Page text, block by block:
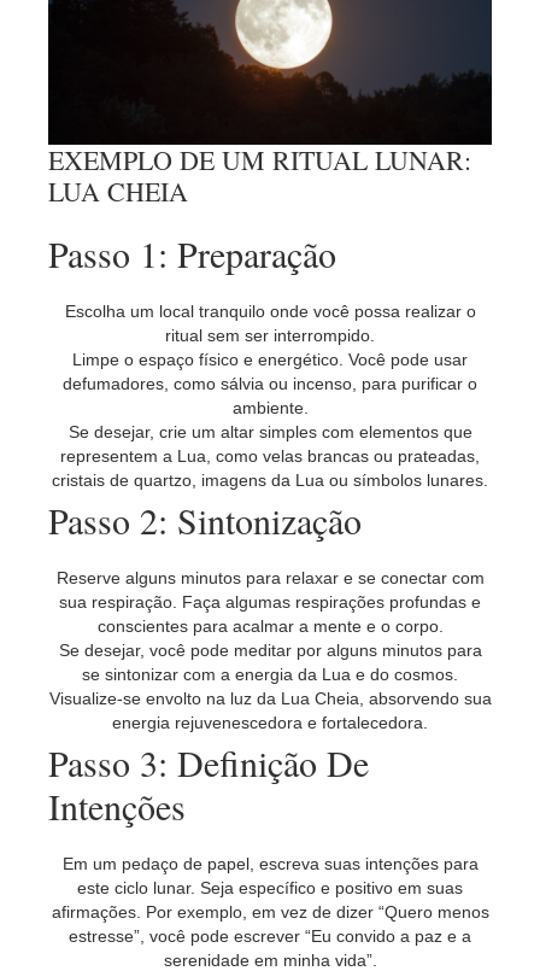
EXEMPLO DE UM RITUAL LUNAR:
LUA CHEIA
Passo 1: Preparação
Escolha um local tranquilo onde você possa realizar o
ritual sem ser interrompido.
Limpe o espaço físico e energético. Você pode usar
defumadores, como sálvia ou incenso, para purificar o
ambiente.
Se desejar, crie um altar simples com elementos que
representem a Lua, como velas brancas ou prateadas,
cristais de quartzo, imagens da Lua ou símbolos lunares.
Passo 2: Sintonização
Reserve alguns minutos para relaxar e se conectar com
sua respiração. Faça algumas respirações profundas e
conscientes para acalmar a mente e o corpo.
Se desejar, você pode meditar por alguns minutos para
se sintonizar com a energia da Lua e do cosmos.
Visualize-se envolto na luz da Lua Cheia, absorvendo sua
energia rejuvenescedora e fortalecedora.
Passo 3: Definição De
Intenções
Em um pedaço de papel, escreva suas intenções para
este ciclo lunar. Seja específico e positivo em suas
afirmações. Por exemplo, em vez de dizer “Quero menos
estresse”, você pode escrever “Eu convido a paz e a
serenidade em minha vida”.